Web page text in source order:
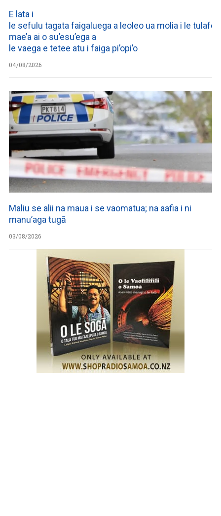
E lata i
le sefulu tagata faigaluega a leoleo ua molia i le
mae’a ai o su’esu’ega a
le vaega e tetee atu i faiga pi’opi’o
04/08/2026
Maliu se alii na maua i se vaomatua; na aafia i ni
manu’aga tugā
03/08/2026